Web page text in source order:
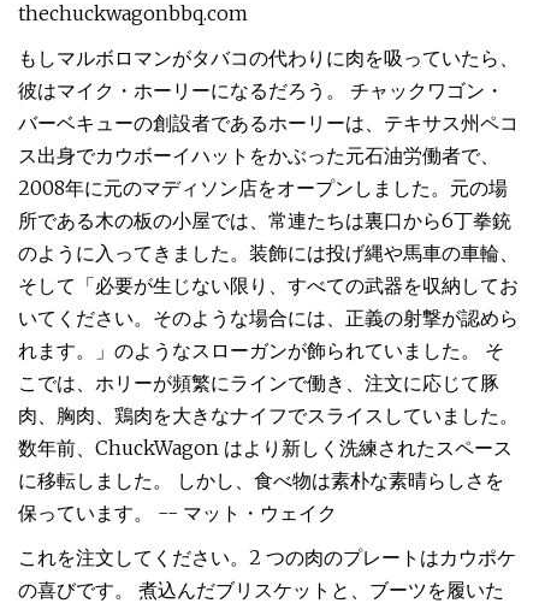
thechuckwagonbbq.com
もしマルボロマンがタバコの代わりに肉を吸っていたら、
彼はマイク・ホーリーになるだろう。 チャックワゴン・
バーベキューの創設者であるホーリーは、テキサス州ペコ
ス出身でカウボーイハットをかぶった元石油労働者で、
2008年に元のマディソン店をオープンしました。元の場
所である木の板の小屋では、常連たちは裏口から6丁拳銃
のように入ってきました。装飾には投げ縄や馬車の車輪、
そして「必要が生じない限り、すべての武器を収納してお
いてください。そのような場合には、正義の射撃が認めら
れます。」のようなスローガンが飾られていました。 そ
こでは、ホリーが頻繁にラインで働き、注文に応じて豚
肉、胸肉、鶏肉を大きなナイフでスライスしていました。
数年前、ChuckWagon はより新しく洗練されたスペース
に移転しました。 しかし、食べ物は素朴な素晴らしさを
保っています。 -- マット・ウェイク
これを注文してください。2 つの肉のプレートはカウポケ
の喜びです。 煮込んだブリスケットと、ブーツを履いた